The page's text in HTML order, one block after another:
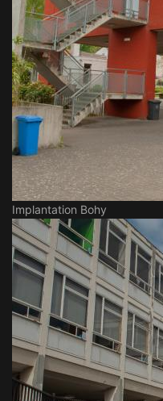
Implantation Bohy